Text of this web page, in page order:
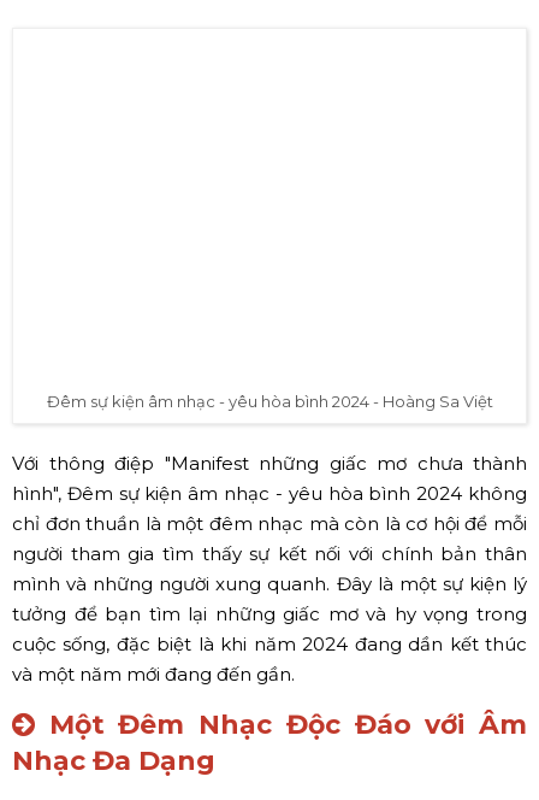
Đêm sự kiện âm nhạc - yêu hòa bình 2024 - Hoàng Sa Việt
Với thông điệp "Manifest những giấc mơ chưa thành
hình", Đêm sự kiện âm nhạc - yêu hòa bình 2024 không
chỉ đơn thuần là một đêm nhạc mà còn là cơ hội để mỗi
người tham gia tìm thấy sự kết nối với chính bản thân
mình và những người xung quanh. Đây là một sự kiện lý
tưởng để bạn tìm lại những giấc mơ và hy vọng trong
cuộc sống, đặc biệt là khi năm 2024 đang dần kết thúc
và một năm mới đang đến gần.
Một Đêm Nhạc Độc Đáo với Âm
Nhạc Đa Dạng